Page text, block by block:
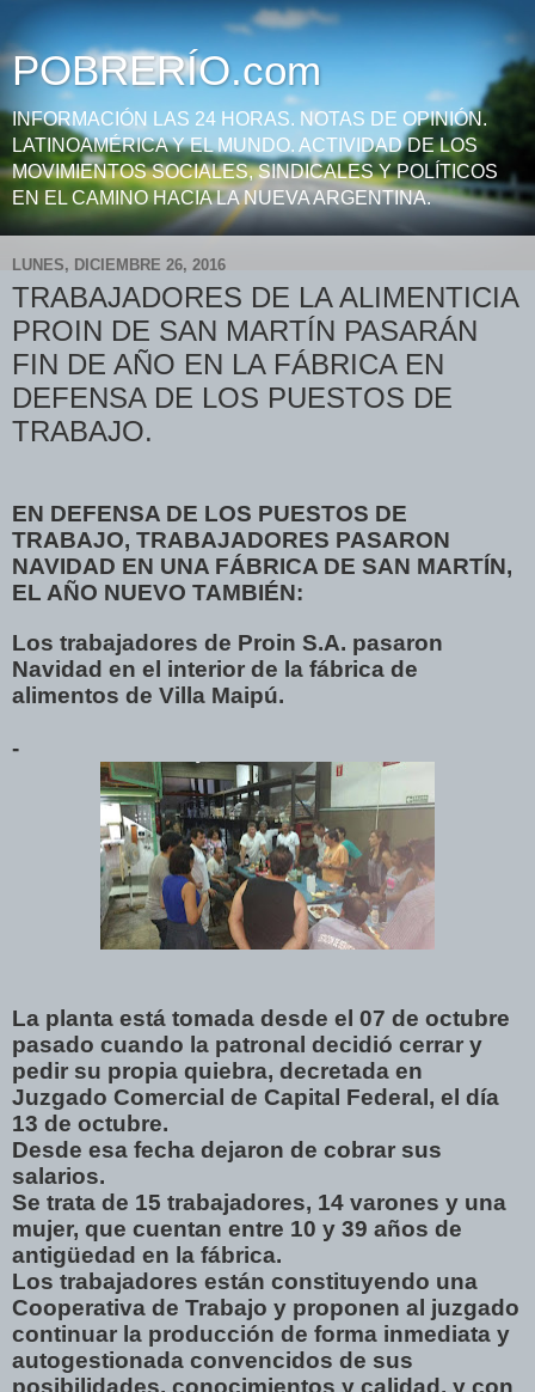
POBRERÍO.com
INFORMACIÓN LAS 24 HORAS. NOTAS DE OPINIÓN.
LATINOAMÉRICA Y EL MUNDO. ACTIVIDAD DE LOS
MOVIMIENTOS SOCIALES, SINDICALES Y POLÍTICOS
EN EL CAMINO HACIA LA NUEVA ARGENTINA.
LUNES, DICIEMBRE 26, 2016
TRABAJADORES DE LA ALIMENTICIA
PROIN DE SAN MARTÍN PASARÁN
FIN DE AÑO EN LA FÁBRICA EN
DEFENSA DE LOS PUESTOS DE
TRABAJO.
EN DEFENSA DE LOS PUESTOS DE
TRABAJO, TRABAJADORES PASARON
NAVIDAD EN UNA FÁBRICA DE SAN MARTÍN,
EL AÑO NUEVO TAMBIÉN:
Los trabajadores de Proin S.A. pasaron
Navidad en el interior de la fábrica de
alimentos de Villa Maipú.
-
La planta está tomada desde el 07 de octubre
pasado cuando la patronal decidió cerrar y
pedir su propia quiebra, decretada en
Juzgado Comercial de Capital Federal, el día
13 de octubre.
Desde esa fecha dejaron de cobrar sus
salarios.
Se trata de 15 trabajadores, 14 varones y una
mujer, que cuentan entre 10 y 39 años de
antigüedad en la fábrica.
Los trabajadores están constituyendo una
Cooperativa de Trabajo y proponen al juzgado
continuar la producción de forma inmediata y
autogestionada convencidos de sus
posibilidades, conocimientos y calidad, y con